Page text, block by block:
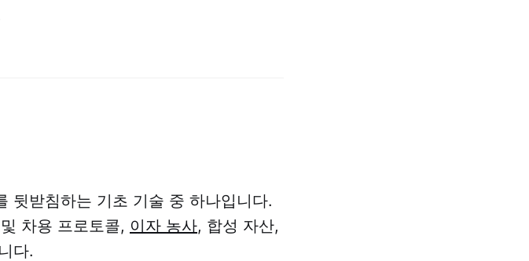
뒷받침하는 기초 기술 중 하나입니다.
차용 프로토콜, 이자 농사, 합성 자산,
다.